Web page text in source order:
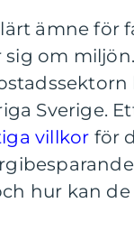
ämne för
om
Sverige.
villkor för
hur kan